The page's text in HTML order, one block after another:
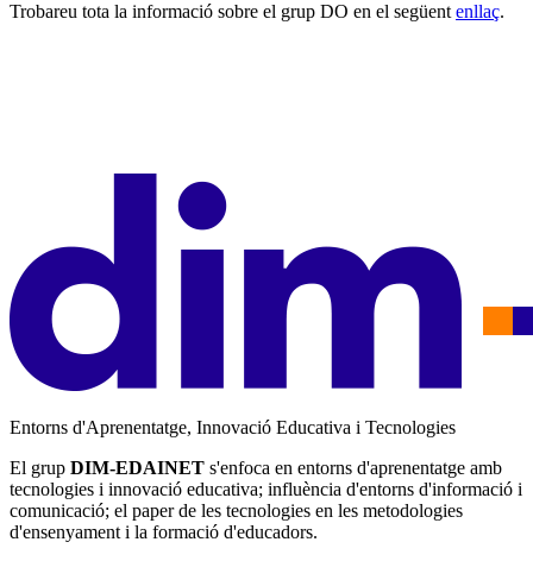
Trobareu tota la informació sobre el grup DO en el següent enllaç.
Entorns d'Aprenentatge, Innovació Educativa i Tecnologies
El grup DIM-EDAINET s'enfoca en entorns d'aprenentatge amb
tecnologies i innovació educativa; influència d'entorns d'informació i
comunicació; el paper de les tecnologies en les metodologies
d'ensenyament i la formació d'educadors.